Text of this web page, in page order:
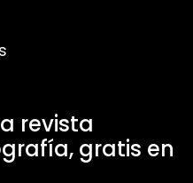
revista
gratis en